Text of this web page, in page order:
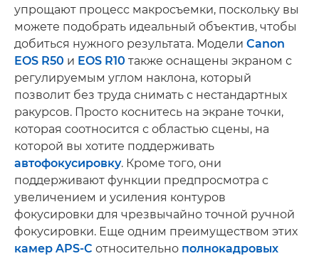
упрощают процесс макросъемки, поскольку вы
можете подобрать идеальный объектив, чтобы
добиться нужного результата. Модели Canon
EOS R50 и EOS R10 также оснащены экраном с
регулируемым углом наклона, который
позволит без труда снимать с нестандартных
ракурсов. Просто коснитесь на экране точки,
которая соотносится с областью сцены, на
которой вы хотите поддерживать
автофокусировку. Кроме того, они
поддерживают функции предпросмотра с
увеличением и усиления контуров
фокусировки для чрезвычайно точной ручной
фокусировки. Еще одним преимуществом этих
камер APS-C относительно полнокадровых